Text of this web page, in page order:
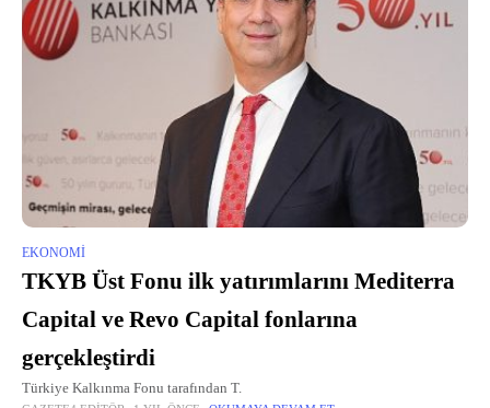
EKONOMI
TKYB Üst Fonu ilk yatırımlarını Mediterra
Capital ve Revo Capital fonlarına
gerçekleştirdi
Türkiye Kalkınma Fonu tarafından T.